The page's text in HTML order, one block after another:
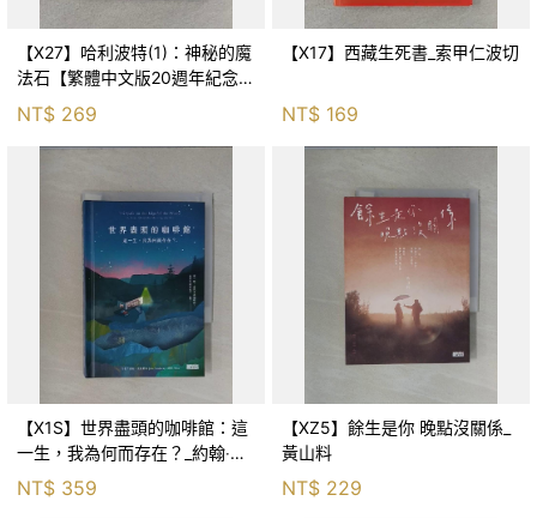
【X27】哈利波特(1)：神秘的魔
法石【繁體中文版20週年紀念】
NT$ 269
【X17】西藏生死書_索甲仁波切
NT$ 169
【X1S】世界盡頭的咖啡館：這
一生，我為何而存在？_約翰‧史
崔勒基, Elsa
NT$ 359
【XZ5】餘生是你 晚點沒關係_
黃山料
NT$ 229